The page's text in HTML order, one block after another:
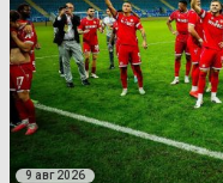
9 авг 2026